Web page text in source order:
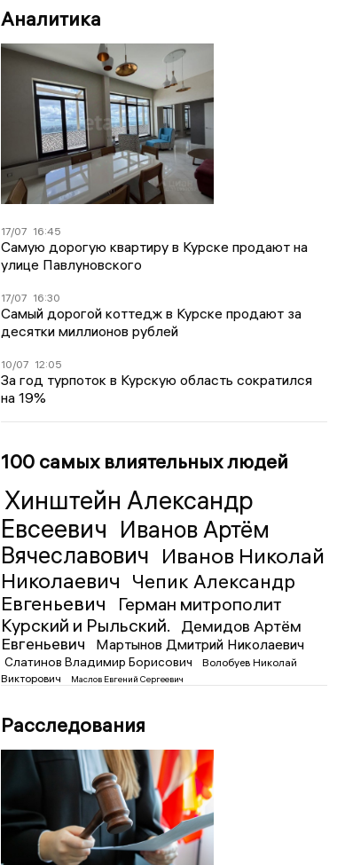
Аналитика
17/07 16:45
Самую дорогую квартиру в Курске продают на
улице Павлуновского
17/07 16:30
Самый дорогой коттедж в Курске продают за
десятки миллионов рублей
10/07 12:05
За год турпоток в Курскую область сократился
на 19%
100 самых влиятельных людей
Хинштейн Александр
Евсеевич Иванов Артём
Вячеславович Иванов Николай
Николаевич Чепик Александр
Евгеньевич
Герман митрополит
Курский и Рыльский.
Демидов Артём
Евгеньевич
Мартынов Дмитрий Николаевич
Слатинов Владимир Борисович
Волобуев Николай
Викторович
Маслов Евгений Сергеевич
Расследования